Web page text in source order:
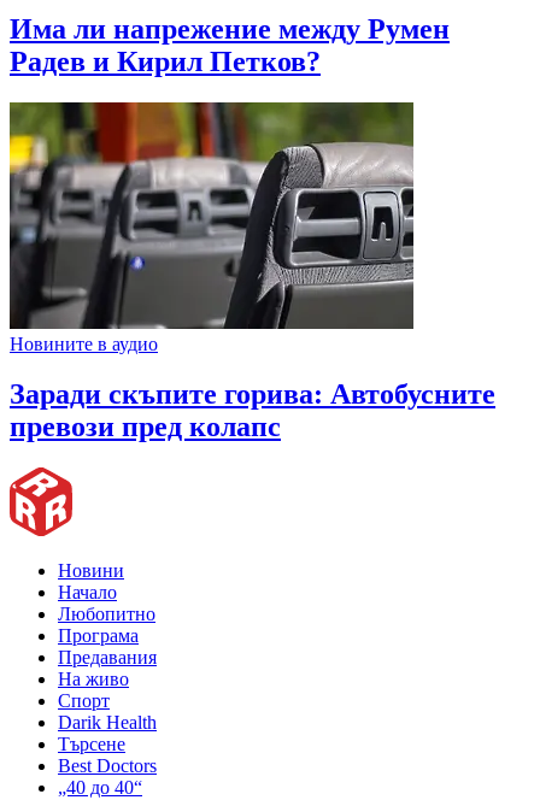
Има ли напрежение между Румен
Радев и Кирил Петков?
Новините в аудио
Заради скъпите горива: Автобусните
превози пред колапс
Новини
Начало
Любопитно
Програма
Предавания
На живо
Спорт
Darik Health
Търсене
Best Doctors
„40 до 40“